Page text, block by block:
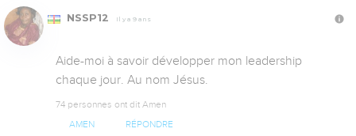
NSSP12 Il y a 9 ans
Aide-moi à savoir développer mon leadership
chaque jour. Au nom Jésus.
74 personnes ont dit Amen
AMEN RÉPONDRE